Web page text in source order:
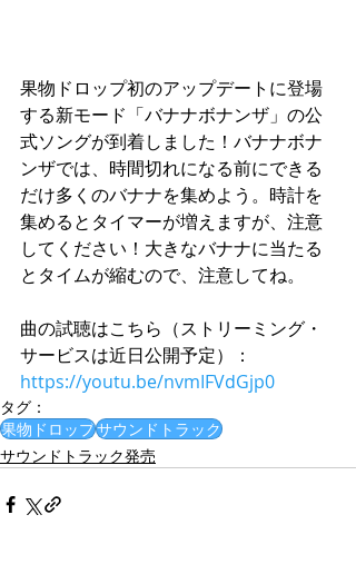
果物ドロップ初のアップデートに登場
する新モード「バナナボナンザ」の公
式ソングが到着しました！バナナボナ
ンザでは、時間切れになる前にできる
だけ多くのバナナを集めよう。時計を
集めるとタイマーが増えますが、注意
してください！大きなバナナに当たる
とタイムが縮むので、注意してね。
曲の試聴はこちら（ストリーミング・
サービスは近日公開予定）：
https://youtu.be/nvmIFVdGjp0
タグ：
果物ドロップサウンドトラック
サウンドトラック発売